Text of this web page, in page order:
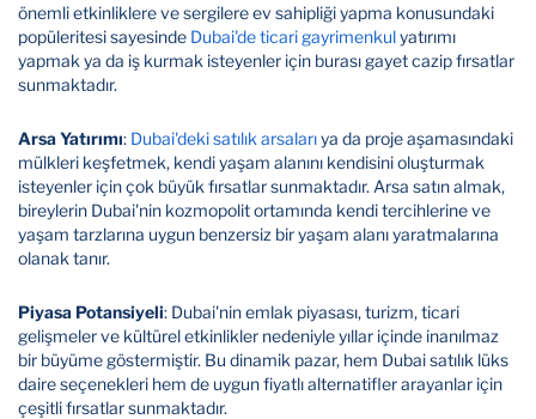
önemli etkinliklere ve sergilere ev sahipliği yapma konusundaki
popüleritesi sayesinde Dubai'de ticari gayrimenkulyatırımı
yapmak ya da iş kurmak isteyenler için burası gayet cazip fırsatlar
sunmaktadır.
Arsa Yatırımı: Dubai'deki satılık arsalarıya da proje aşamasındaki
mülkleri keşfetmek, kendi yaşam alanını kendisini oluşturmak
isteyenler için çok büyük fırsatlar sunmaktadır. Arsa satın almak,
bireylerin Dubai'nin kozmopolit ortamında kendi tercihlerine ve
yaşam tarzlarına uygun benzersiz bir yaşam alanı yaratmalarına
olanak tanır.
Piyasa Potansiyeli: Dubai'nin emlak piyasası, turizm, ticari
gelişmeler ve kültürel etkinlikler nedeniyle yıllar içinde inanılmaz
bir büyüme göstermiştir. Bu dinamik pazar, hem Dubai satılık lüks
daire seçenekleri hem de uygun fiyatlı alternatifler arayanlar için
çeşitli fırsatlar sunmaktadır.